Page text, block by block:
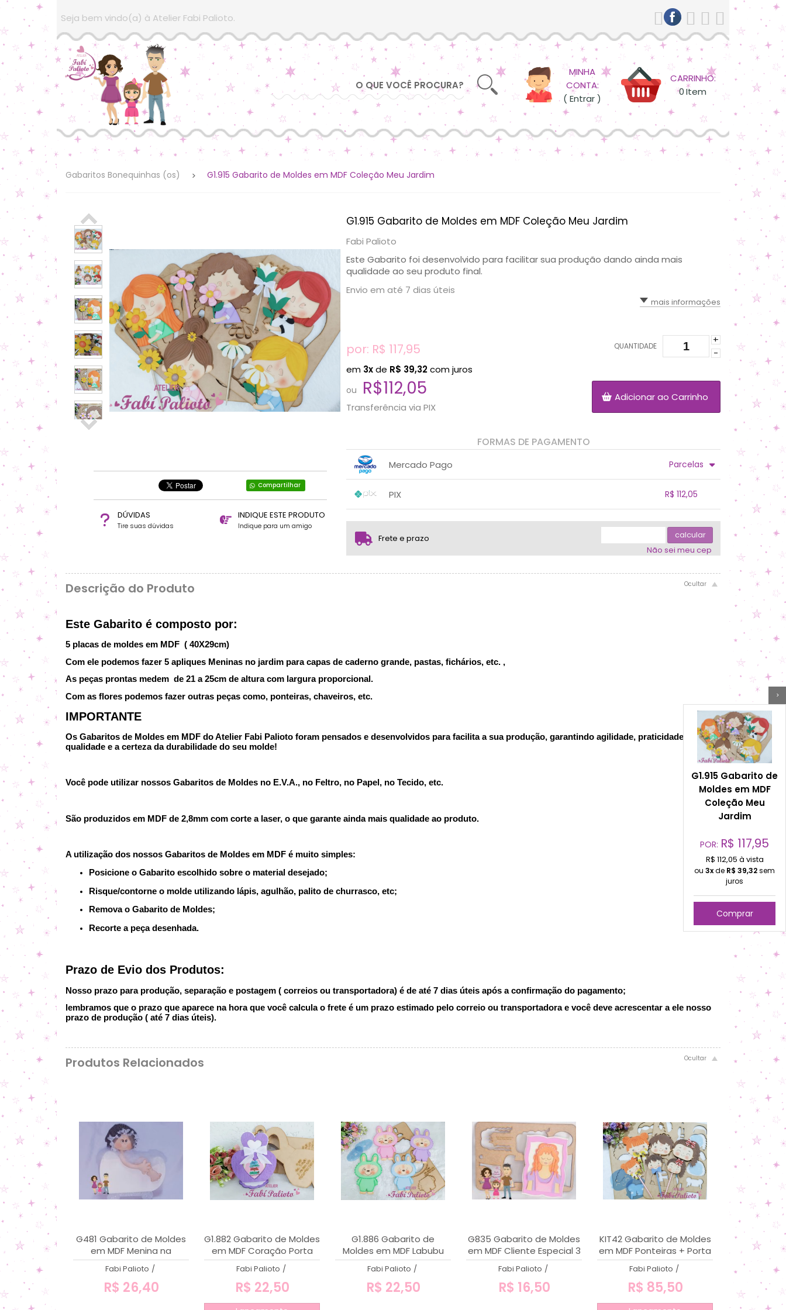
Seja bem vindo(a) à Atelier Fabi Palioto.
MINHA
CONTA:
( Entrar )
CARRINHO:
0Item
>
G1.915 Gabarito de
Moldes em MDF
Coleção Meu
Jardim
POR: R$ 117,95
R$ 112,05 à vista
ou 3xde R$ 39,32sem
juros
Comprar
Gabaritos Bonequinhas (os) G1.915 Gabarito de Moldes em MDF Coleção Meu Jardim
Compartilhar
DÚVIDAS
Tire suas dúvidas
INDIQUE ESTE PRODUTO
Indique para um amigo
G1.915 Gabarito de Moldes em MDF Coleção Meu Jardim
Fabi Palioto
Este Gabarito foi desenvolvido para facilitar sua produção dando ainda mais
qualidade ao seu produto final.
Envio em até 7 dias úteis
mais informações
por: R$ 117,95
em 3xde R$ 39,32com juros
ou R$112,05
Transferência via PIX
QUANTIDADE
+
-
Adicionar ao Carrinho
FORMAS DE PAGAMENTO
Mercado Pago
Parcelas
2x sem juros de R$ 58,98
PIX
R$ 112,05
... ....
Frete e prazo
calcular
Não sei meu cep
Descrição do Produto
Este Gabarito é composto por:
5 placas de moldes em MDF ( 40X29cm)
Com ele podemos fazer 5 apliques Meninas no jardim para capas de caderno grande, pastas, fichários, etc. ,
As peças prontas medem de 21 a 25cm de altura com largura proporcional.
Com as flores podemos fazer outras peças como, ponteiras, chaveiros, etc.
IMPORTANTE
Os Gabaritos de Moldes em MDF do Atelier Fabi Palioto foram pensados e desenvolvidos para facilita a sua produção, garantindo agilidade, praticidade,
qualidade e a certeza da durabilidade do seu molde!
Você pode utilizar nossos Gabaritos de Moldes no E.V.A., no Feltro, no Papel, no Tecido, etc.
São produzidos em MDF de 2,8mm com corte a laser, o que garante ainda mais qualidade ao produto.
A utilização dos nossos Gabaritos de Moldes em MDF é muito simples:
Posicione o Gabarito escolhido sobre o material desejado;
Risque/contorne o molde utilizando lápis, agulhão, palito de churrasco, etc;
Remova o Gabarito de Moldes;
Recorte a peça desenhada.
Prazo de Evio dos Produtos:
Nosso prazo para produção, separação e postagem ( correios ou transportadora) é de até 7 dias úteis após a confirmação do pagamento;
lembramos que o prazo que aparece na hora que você calcula o frete é um prazo estimado pelo correio ou transportadora e você deve acrescentar a ele nosso
prazo de produção ( até 7 dias úteis).
Produtos Relacionados
G481 Gabarito de Moldes
em MDF Menina na
Banheira
Fabi Palioto /
R$ 26,40
G1.882 Gabarito de Moldes
em MDF Coração Porta
Sabonete
Fabi Palioto /
R$ 22,50
G1.886 Gabarito de
Moldes em MDF Labubu
19cm
Fabi Palioto /
R$ 22,50
G835 Gabarito de Moldes
em MDF Cliente Especial 3
Fabi Palioto /
R$ 16,50
KIT42 Gabarito de Moldes
em MDF Ponteiras + Porta
Pirulitos Meninos e
Meninas
Fabi Palioto /
R$ 85,50